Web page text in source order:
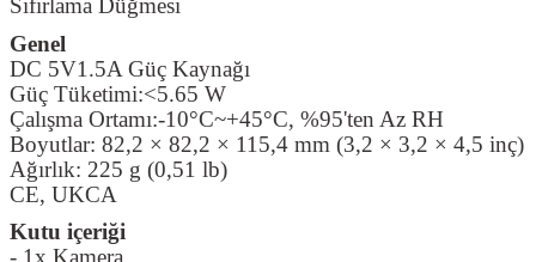
Sıfırlama Düğmesi
Genel
DC 5V1.5A Güç Kaynağı
Güç Tüketimi:<5.65 W
Çalışma Ortamı:-10°C~+45°C, %95'ten Az RH
Boyutlar: 82,2 × 82,2 × 115,4 mm (3,2 × 3,2 × 4,5 inç)
Ağırlık: 225 g (0,51 lb)
CE, UKCA
Kutu içeriği